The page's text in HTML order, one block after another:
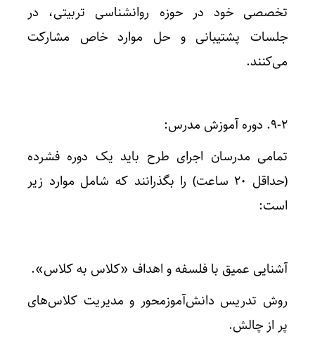
تخصصی خود در حوزه روانشناسی تربیتی، در
جلسات پشتیبانی و حل موارد خاص مشارکت
می‌کنند.
۹-۲. دوره آموزش مدرس:
تمامی مدرسان اجرای طرح باید یک دوره فشرده
(حداقل ۲۰ ساعت) را بگذرانند که شامل موارد زیر
است:
آشنایی عمیق با فلسفه و اهداف «کلاس به کلاس».
روش تدریس دانش‌آموزمحور و مدیریت کلاس‌های
پر از چالش.